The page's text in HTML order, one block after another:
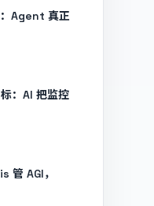
Agent 真正
：AI 把监控
管 AGI，